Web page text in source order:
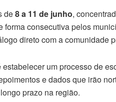
de8 a 11 de junho,
forma consecutiva pelos
direto com a comunidade
um processo de
e dados que irão
prazo na região.